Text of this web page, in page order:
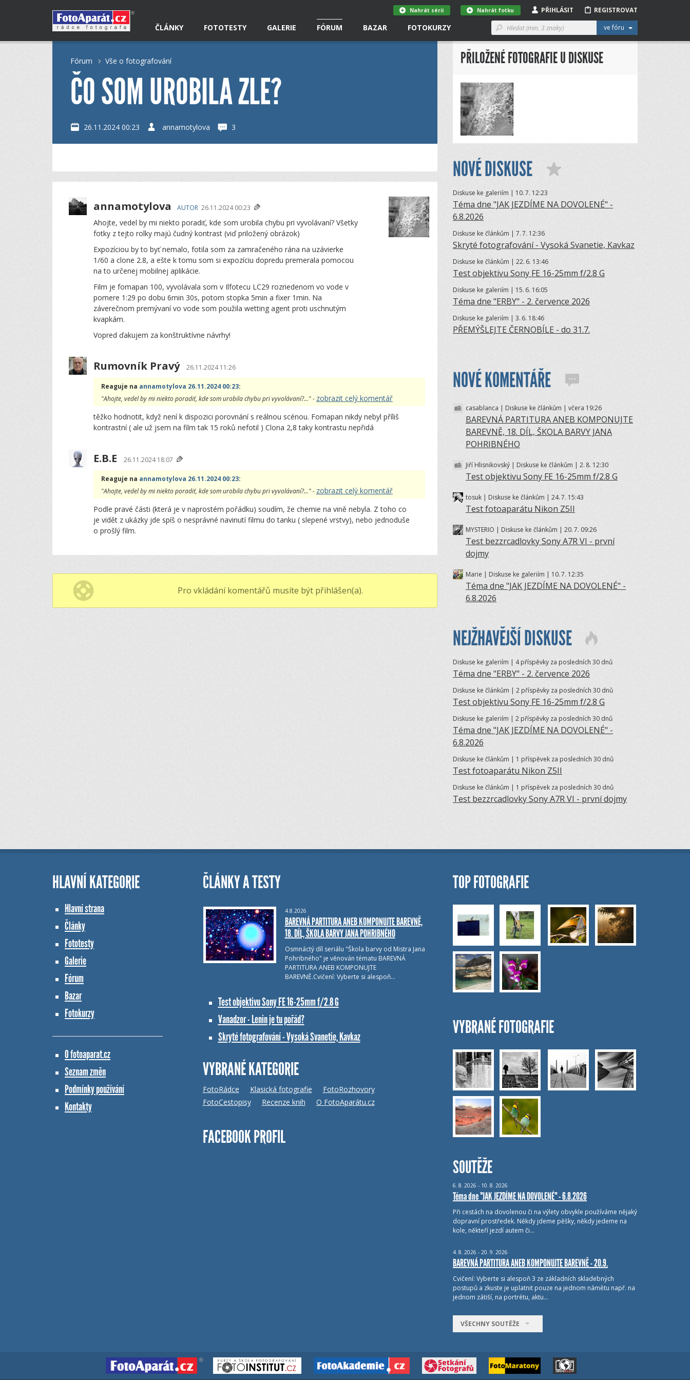
ČLÁNKY FOTOTESTY GALERIE FÓRUM BAZAR FOTOKURZY ve fóru
REGISTROVAT
PŘIHLÁSIT
Nahrát fotku
Nahrát sérii
Fórum Vše o fotografování
ČO SOM UROBILA ZLE?
26.11.2024 00:23 annamotylova 3
annamotylova AUTOR 26.11.2024 00:23
Ahojte, vedel by mi niekto poradiť, kde som urobila chybu pri vyvolávaní? Všetky
fotky z tejto rolky majú čudný kontrast (viď priložený obrázok)
Expozíciou by to byť nemalo, fotila som za zamračeného rána na uzávierke
1/60 a clone 2.8, a ešte k tomu som si expozíciu dopredu premerala pomocou
na to určenej mobilnej aplikácie.
Film je fomapan 100, vyvolávala som v Ilfotecu LC29 rozriedenom vo vode v
pomere 1:29 po dobu 6min 30s, potom stopka 5min a fixer 1min. Na
záverečnom premývaní vo vode som použila wetting agent proti uschnutým
kvapkám.
Vopred ďakujem za konštruktívne návrhy!
Rumovník Pravý 26.11.2024 11:26
Reaguje na annamotylova 26.11.2024 00:23:
"Ahojte, vedel by mi niekto poradiť, kde som urobila chybu pri vyvolávaní?..." - zobrazit celý komentář
těžko hodnotit, když není k dispozici porovnání s reálnou scénou. Fomapan nikdy nebyl příliš
kontrastní ( ale už jsem na film tak 15 roků nefotil ) Clona 2,8 taky kontrastu nepřidá
E.B.E 26.11.2024 18:07
Reaguje na annamotylova 26.11.2024 00:23:
"Ahojte, vedel by mi niekto poradiť, kde som urobila chybu pri vyvolávaní?..." - zobrazit celý komentář
Podle pravé části (která je v naprostém pořádku) soudím, že chemie na vině nebyla. Z toho co
je vidět z ukázky jde spíš o nesprávné navinutí filmu do tanku ( slepené vrstvy), nebo jednoduše
o prošlý film.
Pro vkládání komentářů musíte být přihlášen(a).
PŘILOŽENÉ FOTOGRAFIE U DISKUSE
NOVÉ DISKUSE
Diskuse ke galeriím | 10.7. 12:23
Téma dne "JAK JEZDÍME NA DOVOLENÉ" -
6.8.2026
Diskuse ke článkům | 7.7. 12:36
Skryté fotografování - Vysoká Svanetie, Kavkaz
Diskuse ke článkům | 22. 6. 13:46
Test objektivu Sony FE 16-25mm f/2.8 G
Diskuse ke galeriím | 15. 6. 16:05
Téma dne "ERBY" - 2. července 2026
Diskuse ke galeriím | 3. 6. 18:46
PŘEMÝŠLEJTE ČERNOBÍLE - do 31.7.
NOVÉ KOMENTÁŘE
casablanca | Diskuse ke článkům | včera 19:26
BAREVNÁ PARTITURA ANEB KOMPONUJTE
BAREVNĚ, 18. DÍL, ŠKOLA BARVY JANA
POHRIBNÉHO
Jiří Hlisnikovský | Diskuse ke článkům | 2. 8. 12:30
Test objektivu Sony FE 16-25mm f/2.8 G
tosuk | Diskuse ke článkům | 24.7. 15:43
Test fotoaparátu Nikon Z5II
MYSTERIO | Diskuse ke článkům | 20.7. 09:26
Test bezzrcadlovky Sony A7R VI - první
dojmy
Marie | Diskuse ke galeriím | 10.7. 12:35
Téma dne "JAK JEZDÍME NA DOVOLENÉ" -
6.8.2026
NEJŽHAVĚJŠÍ DISKUSE
Diskuse ke galeriím | 4 příspěvky za posledních 30 dnů
Téma dne "ERBY" - 2. července 2026
Diskuse ke článkům | 2 příspěvky za posledních 30 dnů
Test objektivu Sony FE 16-25mm f/2.8 G
Diskuse ke galeriím | 2 příspěvky za posledních 30 dnů
Téma dne "JAK JEZDÍME NA DOVOLENÉ" -
6.8.2026
Diskuse ke článkům | 1 příspěvek za posledních 30 dnů
Test fotoaparátu Nikon Z5II
Diskuse ke článkům | 1 příspěvek za posledních 30 dnů
Test bezzrcadlovky Sony A7R VI - první dojmy
HLAVNÍ KATEGORIE
Hlavní strana
Články
Fototesty
Galerie
Fórum
Bazar
Fotokurzy
O fotoaparat.cz
Seznam změn
Podmínky používání
Kontakty
ČLÁNKY A TESTY
4.8.2026
BAREVNÁ PARTITURA ANEB KOMPONUJTE BAREVNĚ,
18. DÍL, ŠKOLA BARVY JANA POHRIBNÉHO
Osmnáctý díl seriálu "Škola barvy od Mistra Jana
Pohribného" je věnován tématu BAREVNÁ
PARTITURA ANEB KOMPONUJTE
BAREVNĚ.Cvičení: Vyberte si alespoň…
Test objektivu Sony FE 16-25mm f/2.8 G
Vanadzor - Lenin je tu pořád?
Skryté fotografování - Vysoká Svanetie, Kavkaz
VYBRANÉ KATEGORIE
FotoRádce Klasická fotografie
FotoRozhovory
FotoCestopisy
Recenze knih O FotoAparátu.cz
FACEBOOK PROFIL
TOP FOTOGRAFIE
VYBRANÉ FOTOGRAFIE
SOUTĚŽE
6. 8. 2026 - 10. 8. 2026
Téma dne "JAK JEZDÍME NA DOVOLENÉ" - 6.8.2026
Při cestách na dovolenou či na výlety obvykle používáme nějaký
dopravní prostředek. Někdy jdeme pěšky, někdy jedeme na
kole, někteří jezdí autem či…
4. 8. 2026 - 20. 9. 2026
BAREVNÁ PARTITURA ANEB KOMPONUJTE BAREVNĚ - 20.9.
Cvičení: Vyberte si alespoň 3 ze základních skladebných
postupů a zkuste je uplatnit pouze na jednom námětu např. na
jednom zátiší, na portrétu, aktu…
VŠECHNY SOUTĚŽE